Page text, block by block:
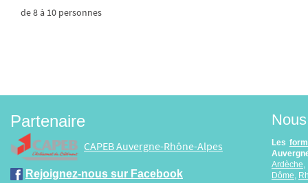
de8à 10 personnes
Partenaire
CAPEB Auvergne-Rhône-Alpes
Rejoignez-nous sur Facebook
Les
Ardèche
Dôme